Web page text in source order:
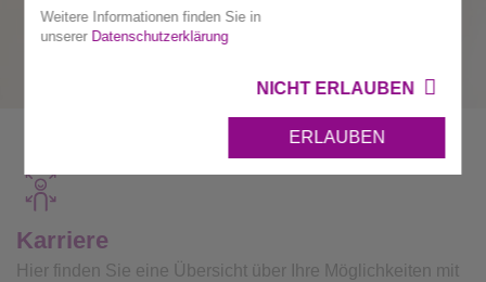
Weitere Informationen finden Sie in
unserer Datenschutzerklärung
NICHT ERLAUBEN
ERLAUBEN
Karriere
Hier finden Sie eine Übersicht über Ihre Möglichkeiten mit